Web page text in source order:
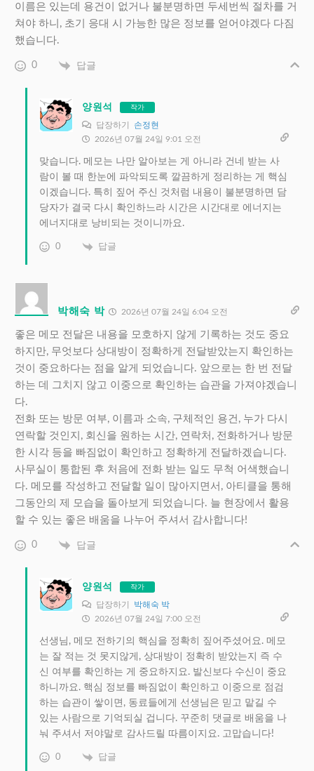
이름은 있는데 용건이 없거나 불분명하면 두세번씩 절차를 거
쳐야 하니, 초기 응대 시 가능한 많은 정보를 얻어야겠다 다짐
했습니다.
0 답글
양원석 작가
답장하기 손정현
2026년 07월 24일 9:01 오전
맞습니다. 메모는 나만 알아보는 게 아니라 건네 받는 사
람이 볼 때 한눈에 파악되도록 깔끔하게 정리하는 게 핵심
이겠습니다. 특히 짚어 주신 것처럼 내용이 불분명하면 담
당자가 결국 다시 확인하느라 시간은 시간대로 에너지는
에너지대로 낭비되는 것이니까요.
0 답글
박해숙 박 2026년 07월 24일 6:04 오전
좋은 메모 전달은 내용을 모호하지 않게 기록하는 것도 중요
하지만, 무엇보다 상대방이 정확하게 전달받았는지 확인하는
것이 중요하다는 점을 알게 되었습니다. 앞으로는 한 번 전달
하는 데 그치지 않고 이중으로 확인하는 습관을 가져야겠습니
다.
전화 또는 방문 여부, 이름과 소속, 구체적인 용건, 누가 다시
연락할 것인지, 회신을 원하는 시간, 연락처, 전화하거나 방문
한 시각 등을 빠짐없이 확인하고 정확하게 전달하겠습니다.
사무실이 통합된 후 처음에 전화 받는 일도 무척 어색했습니
다. 메모를 작성하고 전달할 일이 많아지면서, 아티클을 통해
그동안의 제 모습을 돌아보게 되었습니다. 늘 현장에서 활용
할 수 있는 좋은 배움을 나누어 주셔서 감사합니다!
0 답글
양원석 작가
답장하기 박해숙 박
2026년 07월 24일 7:00 오전
선생님, 메모 전하기의 핵심을 정확히 짚어주셨어요. 메모
는 잘 적는 것 못지않게, 상대방이 정확히 받았는지 즉 수
신 여부를 확인하는 게 중요하지요. 발신보다 수신이 중요
하니까요. 핵심 정보를 빠짐없이 확인하고 이중으로 점검
하는 습관이 쌓이면, 동료들에게 선생님은 믿고 맡길 수
있는 사람으로 기억되실 겁니다. 꾸준히 댓글로 배움을 나
눠 주셔서 저야말로 감사드릴 따름이지요. 고맙습니다!
0 답글